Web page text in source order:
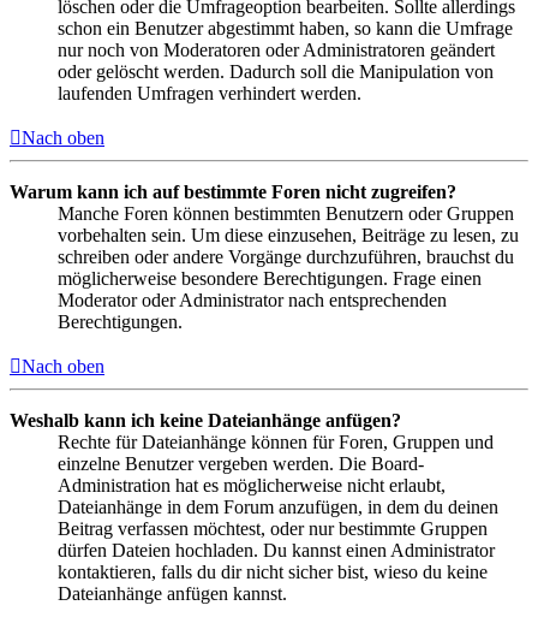
löschen oder die Umfrageoption bearbeiten. Sollte allerdings
schon ein Benutzer abgestimmt haben, so kann die Umfrage
nur noch von Moderatoren oder Administratoren geändert
oder gelöscht werden. Dadurch soll die Manipulation von
laufenden Umfragen verhindert werden.
Nach oben
Warum kann ich auf bestimmte Foren nicht zugreifen?
Manche Foren können bestimmten Benutzern oder Gruppen
vorbehalten sein. Um diese einzusehen, Beiträge zu lesen, zu
schreiben oder andere Vorgänge durchzuführen, brauchst du
möglicherweise besondere Berechtigungen. Frage einen
Moderator oder Administrator nach entsprechenden
Berechtigungen.
Nach oben
Weshalb kann ich keine Dateianhänge anfügen?
Rechte für Dateianhänge können für Foren, Gruppen und
einzelne Benutzer vergeben werden. Die Board-
Administration hat es möglicherweise nicht erlaubt,
Dateianhänge in dem Forum anzufügen, in dem du deinen
Beitrag verfassen möchtest, oder nur bestimmte Gruppen
dürfen Dateien hochladen. Du kannst einen Administrator
kontaktieren, falls du dir nicht sicher bist, wieso du keine
Dateianhänge anfügen kannst.